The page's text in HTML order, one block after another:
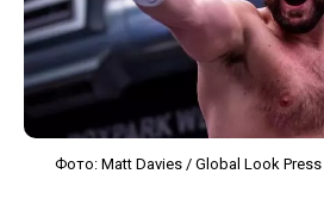
Фото: Matt Davies / Global Look Press